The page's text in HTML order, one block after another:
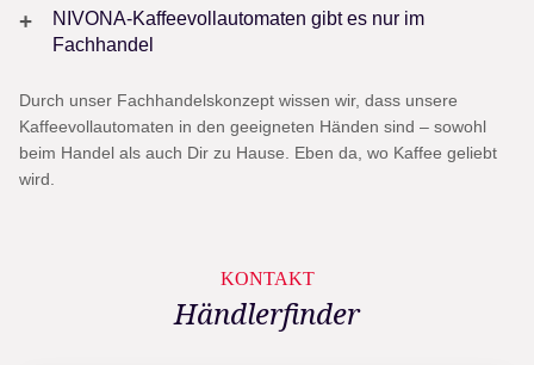
NIVONA-Kaffeevollautomaten gibt es nur im
Fachhandel
Durch unser Fachhandelskonzept wissen wir, dass unsere
Kaffeevollautomaten in den geeigneten Händen sind – sowohl
beim Handel als auch Dir zu Hause. Eben da, wo Kaffee geliebt
wird.
KONTAKT
Händlerfinder